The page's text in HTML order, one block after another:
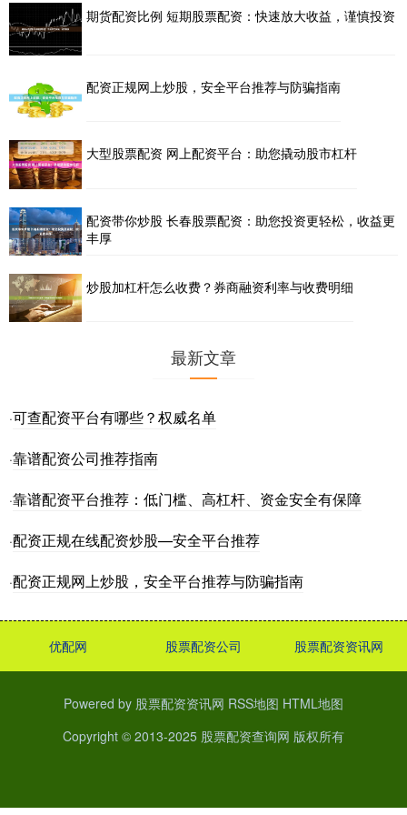
期货配资比例 短期股票配资：快速放大收益，谨慎投资
配资正规网上炒股，安全平台推荐与防骗指南
大型股票配资 网上配资平台：助您撬动股市杠杆
配资带你炒股 长春股票配资：助您投资更轻松，收益更
丰厚
炒股加杠杆怎么收费？券商融资利率与收费明细
最新文章
·可查配资平台有哪些？权威名单
·靠谱配资公司推荐指南
·靠谱配资平台推荐：低门槛、高杠杆、资金安全有保障
·配资正规在线配资炒股—安全平台推荐
·配资正规网上炒股，安全平台推荐与防骗指南
优配网 股票配资公司 股票配资资讯网
Powered by 股票配资资讯网 RSS地图 HTML地图
Copyright © 2013-2025 股票配资查询网 版权所有